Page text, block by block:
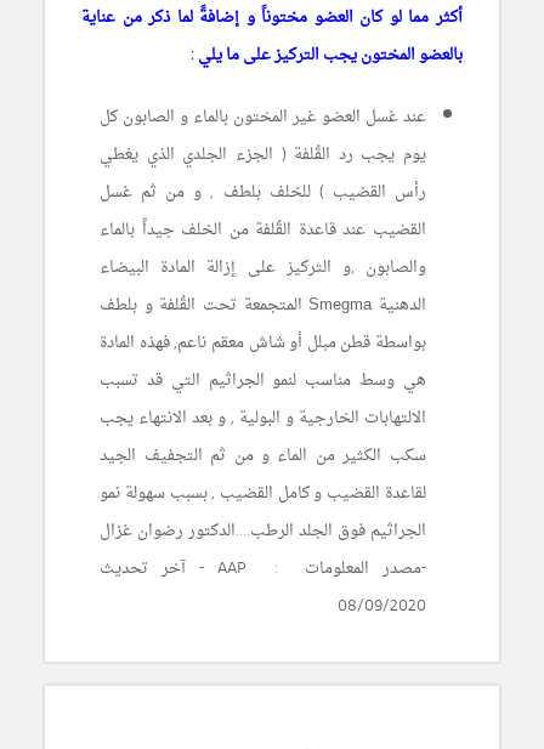
أكثر مما لو كان العضو مختوناً و إضافةً لما ذكر من عناية
بالعضو المختون يجب التركيز على ما يلي :
عند غسل العضو غير المختون بالماء و الصابون كل
يوم يجب رد القُلفة ( الجزء الجلدي الذي يغطي
رأس القضيب ) للخلف بلطف , و من ثم غسل
القضيب عند قاعدة القُلفة من الخلف جيداً بالماء
والصابون ,و التركيز على إزالة المادة البيضاء
الدهنيةSmegmaالمتجمعة تحت القُلفة و بلطف
بواسطة قطن مبلل أو شاش معقم ناعم, فهذه المادة
هي وسط مناسب لنمو الجراثيم التي قد تسبب
الالتهابات الخارجية و البولية , و بعد الانتهاء يجب
سكب الكثير من الماء و من ثم التجفيف الجيد
لقاعدة القضيب و كامل القضيب , بسبب سهولة نمو
الجراثيم فوق الجلد الرطب....الدكتور رضوان غزال
-مصدر المعلومات : AAP -
آخر تحديث
08/09/2020